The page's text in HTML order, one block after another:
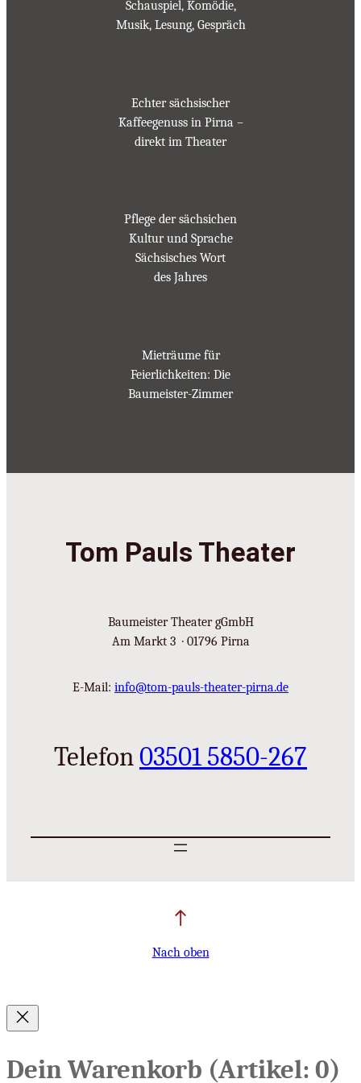
Schauspiel, Komödie,
Musik, Lesung, Gespräch
Echter sächsischer
Kaffeegenuss in Pirna –
direkt im Theater
Pflege der sächsichen
Kultur und Sprache
Sächsisches Wort
des Jahres
Mieträume für
Feierlichkeiten: Die
Baumeister-Zimmer
Tom Pauls Theater
Baumeister Theater gGmbH
Am Markt 3 · 01796 Pirna
E-Mail: info@tom-pauls-theater-pirna.de
Telefon03501 5850-267
Nach oben
Dein Warenkorb (Artikel: 0)